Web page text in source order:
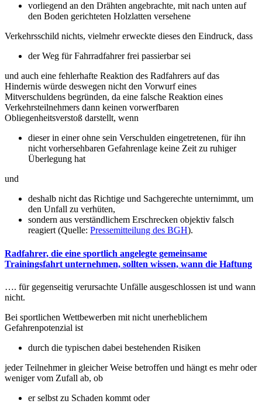
vorliegend an den Drähten angebrachte, mit nach unten auf
den Boden gerichteten Holzlatten versehene
Verkehrsschild nichts, vielmehr erweckte dieses den Eindruck, dass
der Weg für Fahrradfahrer frei passierbar sei
und auch eine fehlerhafte Reaktion des Radfahrers auf das
Hindernis würde deswegen nicht den Vorwurf eines
Mitverschuldens begründen, da eine falsche Reaktion eines
Verkehrsteilnehmers dann keinen vorwerfbaren
Obliegenheitsverstoß darstellt, wenn
dieser in einer ohne sein Verschulden eingetretenen, für ihn
nicht vorhersehbaren Gefahrenlage keine Zeit zu ruhiger
Überlegung hat
und
deshalb nicht das Richtige und Sachgerechte unternimmt, um
den Unfall zu verhüten,
sondern aus verständlichem Erschrecken objektiv falsch
reagiert (Quelle: Pressemitteilung des BGH).
Radfahrer, die eine sportlich angelegte gemeinsame
Trainingsfahrt unternehmen, sollten wissen, wann die Haftung
…. für gegenseitig verursachte Unfälle ausgeschlossen ist und wann
nicht.
Bei sportlichen Wettbewerben mit nicht unerheblichem
Gefahrenpotenzial ist
durch die typischen dabei bestehenden Risiken
jeder Teilnehmer in gleicher Weise betroffen und hängt es mehr oder
weniger vom Zufall ab, ob
er selbst zu Schaden kommt oder